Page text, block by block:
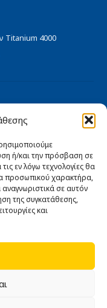
ή/και την πρόσβαση σε
εν λόγω τεχνολογίες θα
προσωπικού χαρακτήρα,
σε αυτόν
της συγκατάθεσης,
και
Titanium 4000